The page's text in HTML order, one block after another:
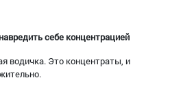
себе концентрацией
водичка. Это концентраты, и